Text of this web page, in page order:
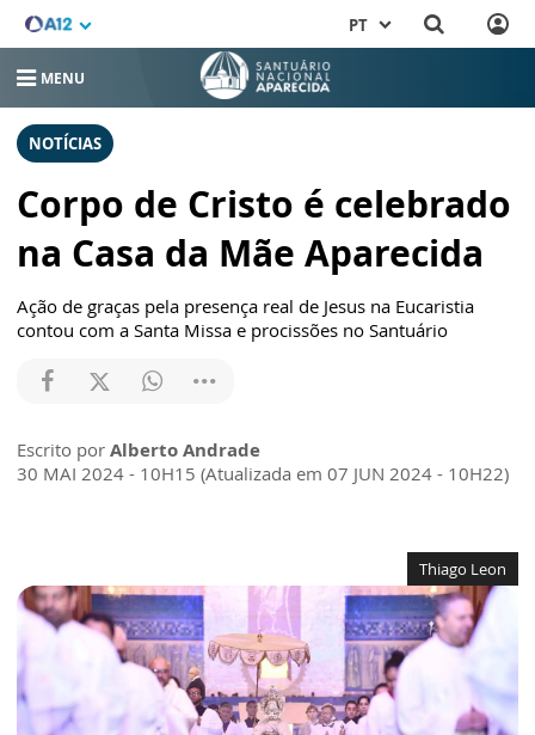
PT
MENU
NOTÍCIAS
Corpo de Cristo é celebrado
na Casa da Mãe Aparecida
Ação de graças pela presença real de Jesus na Eucaristia
contou com a Santa Missa e procissões no Santuário
Escrito por Alberto Andrade
30 MAI 2024 - 10H15 (Atualizada em 07 JUN 2024 - 10H22)
Thiago Leon